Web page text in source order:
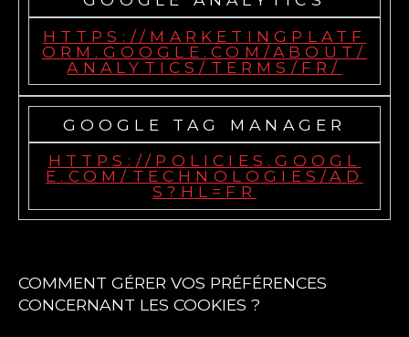
HTTPS://MARKETINGPLATF
ORM.GOOGLE.COM/ABOUT/
ANALYTICS/TERMS/FR/
GOOGLE TAG MANAGER
HTTPS://POLICIES.GOOGL
E.COM/TECHNOLOGIES/AD
S?HL=FR
COMMENT GÉRER VOS PRÉFÉRENCES
CONCERNANT LES COOKIES ?